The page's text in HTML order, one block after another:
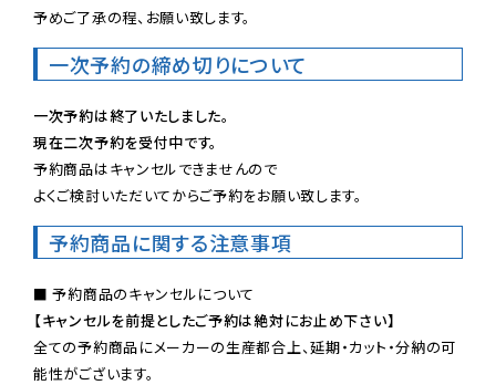
予めご了承の程、お願い致します。
一次予約の締め切りについて
一次予約は終了いたしました。
現在二次予約を受付中です。
予約商品はキャンセルできませんので
よくご検討いただいてからご予約をお願い致します。
予約商品に関する注意事項
【キャンセルを前提としたご予約は絶対にお止め下さい】
全ての予約商品にメーカーの生産都合上、延期・カット・分納の可
能性がございます。